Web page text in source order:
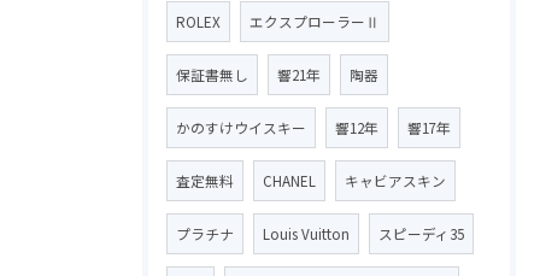
ROLEX エクスプローラーⅡ
保証書無し 響21年 陶器
かのすけウイスキー 響12年 響17年
査定無料 CHANEL キャビアスキン
プラチナ Louis Vuitton スピーディ35